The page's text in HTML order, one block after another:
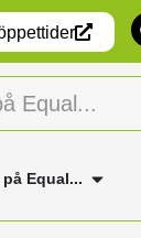
på Equal...